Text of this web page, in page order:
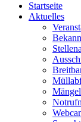
Startseite
Aktuelles